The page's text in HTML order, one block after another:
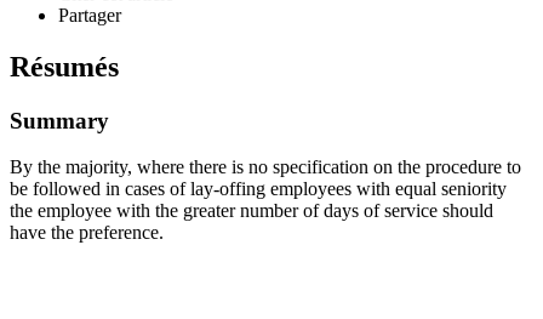
Partager
Résumés
Summary
By the majority, where there is no specification on the procedure to
be followed in cases of lay-offing employees with equal seniority
the employee with the greater number of days of service should
have the preference.